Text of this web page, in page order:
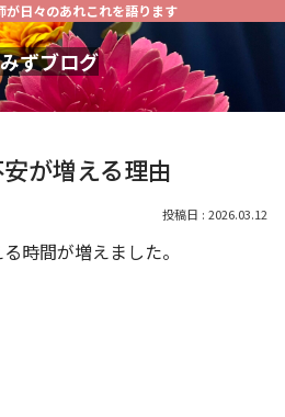
が日々のあれこれを語ります
ずブログ
が増える理由
2026.03.12
時間が増えました。